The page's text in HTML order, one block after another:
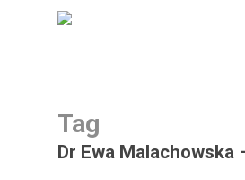
Tag
Dr Ewa Malachowska